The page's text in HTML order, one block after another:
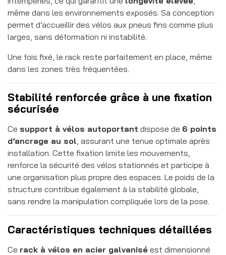
même dans les environnements exposés. Sa conception
permet d’accueillir des vélos aux pneus fins comme plus
larges, sans déformation ni instabilité.
Une fois fixé, le rack reste parfaitement en place, même
dans les zones très fréquentées.
Stabilité renforcée grâce à une fixation
sécurisée
Ce support à vélos autoportant dispose de 6 points
d’ancrage au sol , assurant une tenue optimale après
installation. Cette fixation limite les mouvements,
renforce la sécurité des vélos stationnés et participe à
une organisation plus propre des espaces. Le poids de la
structure contribue également à la stabilité globale,
sans rendre la manipulation compliquée lors de la pose.
Caractéristiques techniques détaillées
Ce rack à vélos en acier galvanisé est dimensionné